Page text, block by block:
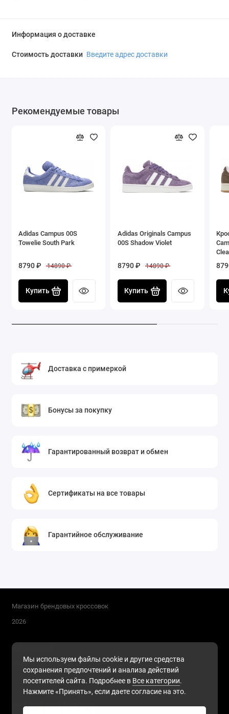
Информация о доставке
Стоимость доставки Введите адрес доставки
Рекомендуемые товары
Adidas Campus 00S
Towelie South Park
8790 ₽ 14890 ₽
Купить
Adidas Originals Campus
00S Shadow Violet
8790 ₽ 14890 ₽
Купить
Доставка с примеркой
Бонусы за покупку
Гарантированный возврат и обмен
Сертификаты на все товары
Гарантийное обслуживание
Мы используем файлы cookie и другие средства
сохранения предпочтений и анализа действий
посетителей сайта. Подробнее в Все категории.
Нажмите «Принять», если даете согласие на это.
Магазин брендовых кроссовок
2026
Поддержка
+7 (911) 216-68-91
Будни, с 10.00 до 17.00